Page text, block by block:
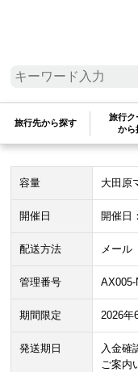
旅行先から探す
旅行ク
から
★この自治体は
最少金額
け付けております。
容量 大田原
開催日 開催日
配送方法 メール
管理番号 AX005-
期間限定 2026年
発送期日
入金確
ご案内